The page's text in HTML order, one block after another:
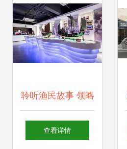
聆听渔民故事 领略
沙坡文化 沙尾活态
查看详情